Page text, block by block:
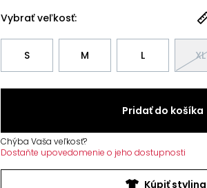
Vybrať veľkosť:
S M L XL
Pridať do košíka
Chýba Vaša veľkosť?
Dostaňte upovedomenie o jeho dostupnosti
Kúpiť styling